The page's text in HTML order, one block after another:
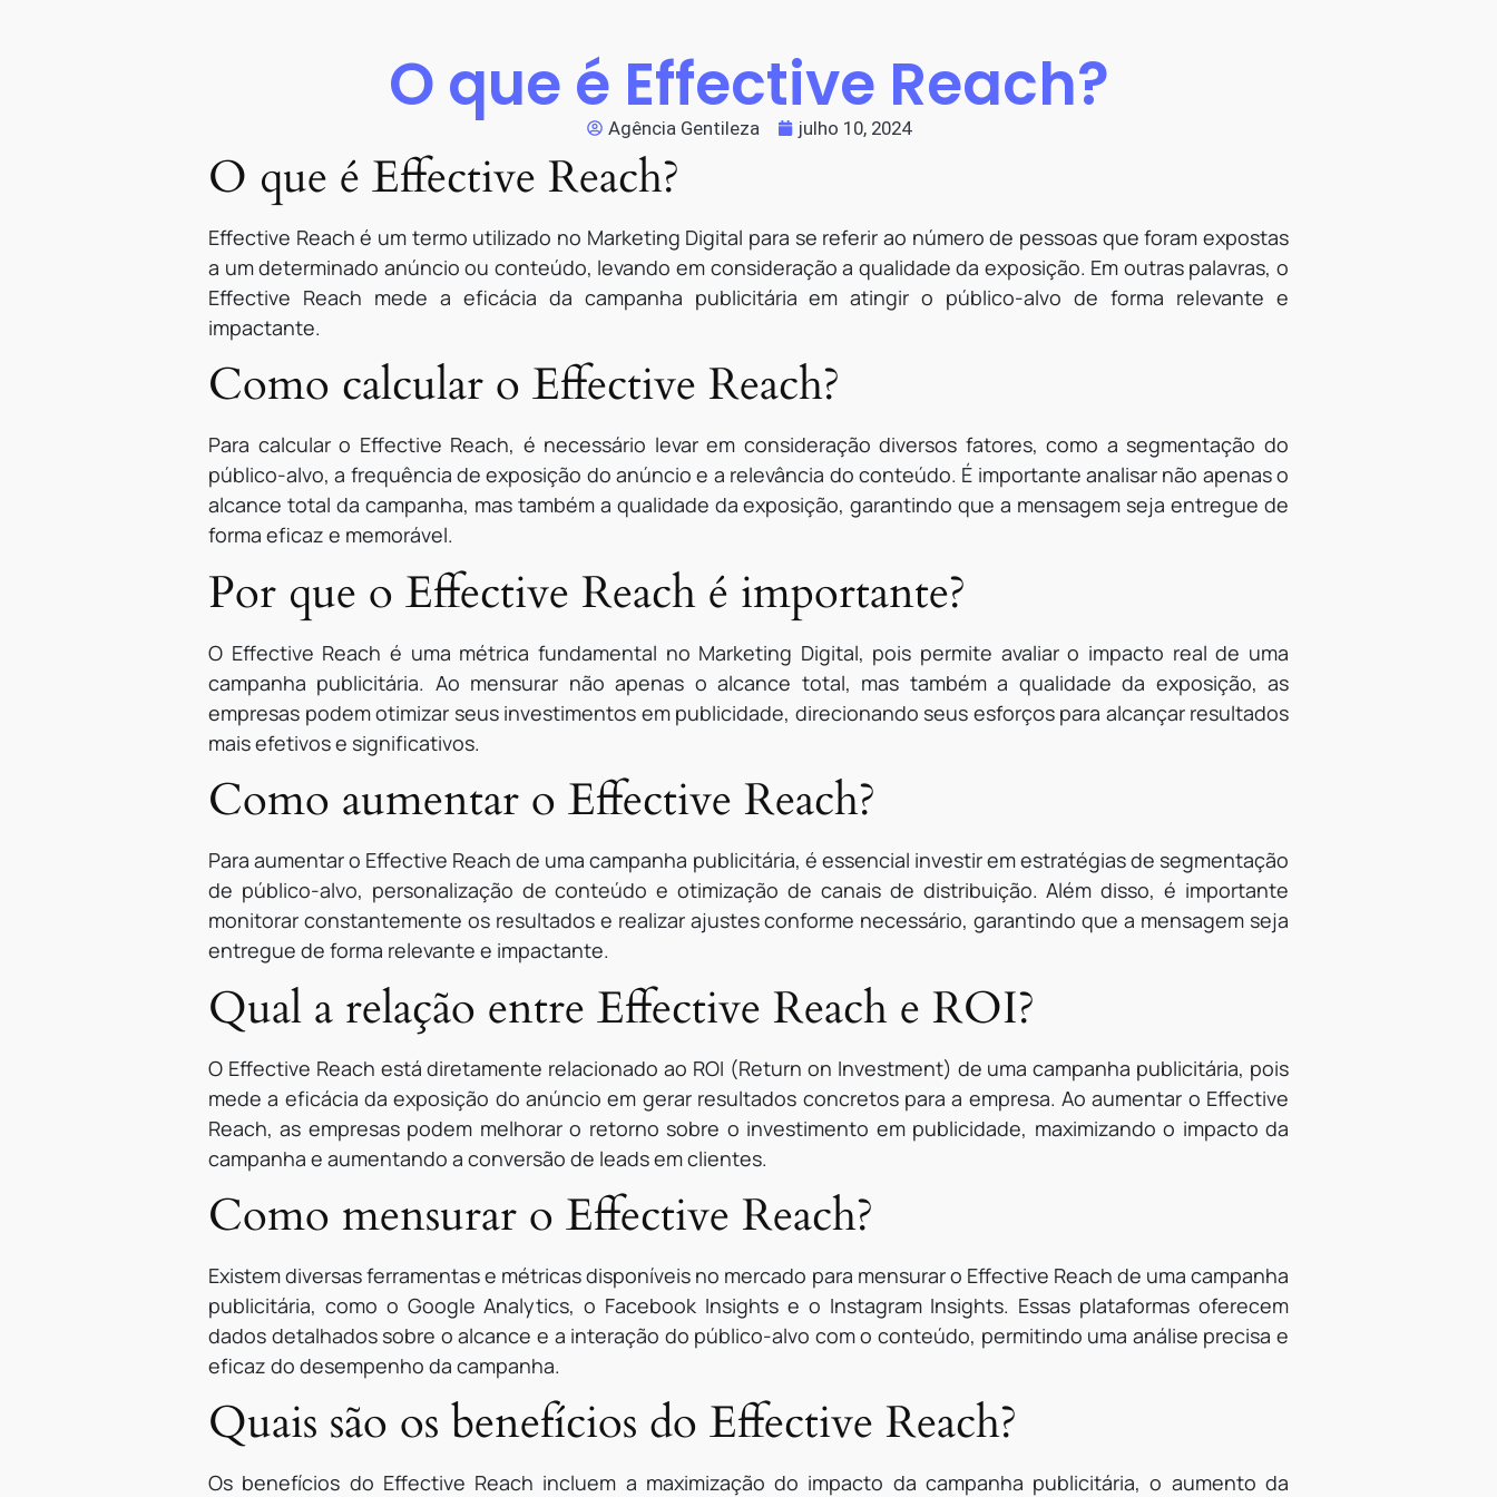
O que é Effective Reach?
Agência Gentileza julho 10, 2024
O que é Effective Reach?
Effective Reach é um termo utilizado no Marketing Digital para se referir ao número de pessoas que foram expostas
a um determinado anúncio ou conteúdo, levando em consideração a qualidade da exposição. Em outras palavras, o
Effective Reach mede a eficácia da campanha publicitária em atingir o público-alvo de forma relevante e
impactante.
Como calcular o Effective Reach?
Para calcular o Effective Reach, é necessário levar em consideração diversos fatores, como a segmentação do
público-alvo, a frequência de exposição do anúncio e a relevância do conteúdo. É importante analisar não apenas o
alcance total da campanha, mas também a qualidade da exposição, garantindo que a mensagem seja entregue de
forma eficaz e memorável.
Por que o Effective Reach é importante?
O Effective Reach é uma métrica fundamental no Marketing Digital, pois permite avaliar o impacto real de uma
campanha publicitária. Ao mensurar não apenas o alcance total, mas também a qualidade da exposição, as
empresas podem otimizar seus investimentos em publicidade, direcionando seus esforços para alcançar resultados
mais efetivos e significativos.
Como aumentar o Effective Reach?
Para aumentar o Effective Reach de uma campanha publicitária, é essencial investir em estratégias de segmentação
de público-alvo, personalização de conteúdo e otimização de canais de distribuição. Além disso, é importante
monitorar constantemente os resultados e realizar ajustes conforme necessário, garantindo que a mensagem seja
entregue de forma relevante e impactante.
Qual a relação entre Effective Reach e ROI?
O Effective Reach está diretamente relacionado ao ROI (Return on Investment) de uma campanha publicitária, pois
mede a eficácia da exposição do anúncio em gerar resultados concretos para a empresa. Ao aumentar o Effective
Reach, as empresas podem melhorar o retorno sobre o investimento em publicidade, maximizando o impacto da
campanha e aumentando a conversão de leads em clientes.
Como mensurar o Effective Reach?
Existem diversas ferramentas e métricas disponíveis no mercado para mensurar o Effective Reach de uma campanha
publicitária, como o Google Analytics, o Facebook Insights e o Instagram Insights. Essas plataformas oferecem
dados detalhados sobre o alcance e a interação do público-alvo com o conteúdo, permitindo uma análise precisa e
eficaz do desempenho da campanha.
Quais são os benefícios do Effective Reach?
Os benefícios do Effective Reach incluem a maximização do impacto da campanha publicitária, o aumento da